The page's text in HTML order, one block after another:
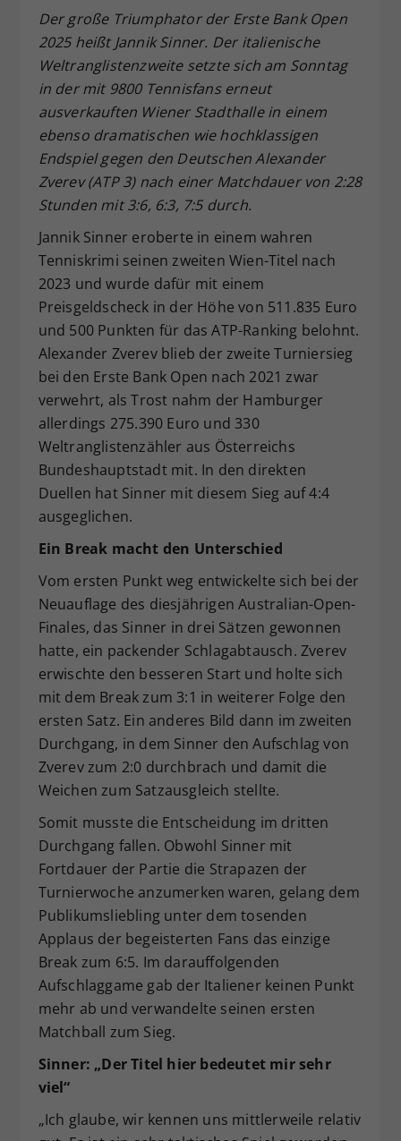
Der große Triumphator der Erste Bank Open
2025 heißt Jannik Sinner. Der italienische
Weltranglistenzweite setzte sich am Sonntag
in der mit 9800 Tennisfans erneut
ausverkauften Wiener Stadthalle in einem
ebenso dramatischen wie hochklassigen
Endspiel gegen den Deutschen Alexander
Zverev (ATP 3) nach einer Matchdauer von 2:28
Stunden mit 3:6, 6:3, 7:5 durch.
Jannik Sinner eroberte in einem wahren
Tenniskrimi seinen zweiten Wien-Titel nach
2023 und wurde dafür mit einem
Preisgeldscheck in der Höhe von 511.835 Euro
und 500 Punkten für das ATP-Ranking belohnt.
Alexander Zverev blieb der zweite Turniersieg
bei den Erste Bank Open nach 2021 zwar
verwehrt, als Trost nahm der Hamburger
allerdings 275.390 Euro und 330
Weltranglistenzähler aus Österreichs
Bundeshauptstadt mit. In den direkten
Duellen hat Sinner mit diesem Sieg auf 4:4
ausgeglichen.
Ein Break macht den Unterschied
Vom ersten Punkt weg entwickelte sich bei der
Neuauflage des diesjährigen Australian-Open-
Finales, das Sinner in drei Sätzen gewonnen
hatte, ein packender Schlagabtausch. Zverev
erwischte den besseren Start und holte sich
mit dem Break zum 3:1 in weiterer Folge den
ersten Satz. Ein anderes Bild dann im zweiten
Durchgang, in dem Sinner den Aufschlag von
Zverev zum 2:0 durchbrach und damit die
Weichen zum Satzausgleich stellte.
Somit musste die Entscheidung im dritten
Durchgang fallen. Obwohl Sinner mit
Fortdauer der Partie die Strapazen der
Turnierwoche anzumerken waren, gelang dem
Publikumsliebling unter dem tosenden
Applaus der begeisterten Fans das einzige
Break zum 6:5. Im darauffolgenden
Aufschlaggame gab der Italiener keinen Punkt
mehr ab und verwandelte seinen ersten
Matchball zum Sieg.
Sinner: „Der Titel hier bedeutet mir sehr
viel“
„Ich glaube, wir kennen uns mittlerweile relativ
Zweck
Dieser Wert speichert Ihre Consent-
Einstellungen. Unter anderem eine
zufällig generierte ID, für die
historische Speicherung Ihrer
Webseiten-Betreiber dies eingestellt
hat.